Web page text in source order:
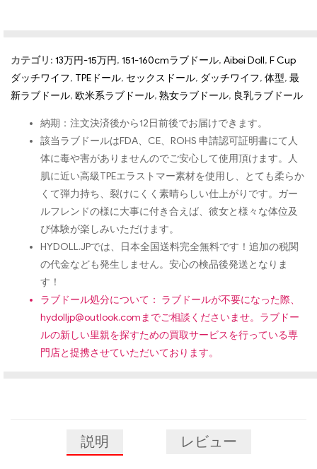
カテゴリ: 13万円-15万円, 151-160cmラブドール, Aibei Doll, F Cup
ダッチワイフ, TPEドール, セックスドール, ダッチワイフ, 体型, 最
新ラブドール, 欧米系ラブドール, 熟女ラブドール, 良乳ラブドール
納期：注文決済後から12日前後でお届けできます。
該当ラブドールはFDA、CE、ROHS 申請認可証明書にて人
体に毒や害がありませんのでご安心して使用頂けます。人
肌に近い高級TPEエラストマー素材を使用し、とても柔らか
くて弾力持ち、裂けにくく素晴らしい仕上がりです。ガー
ルフレンドの様に大事に付き合えば、彼女と様々な体位及
び体験が楽しみいただけます。
HYDOLL.JPでは、日本全国送料完全無料です！追加の税関
の代金なども発生しません。安心の検品後発送となりま
す！
ラブドール処分について： ラブドールが不要になった際、
hydolljp@outlook.comまでご相談くださいませ。ラブドー
ルの新しい里親を探すための買取サービスを行っている専
門店と提携させていただいております。
説明 レビュー